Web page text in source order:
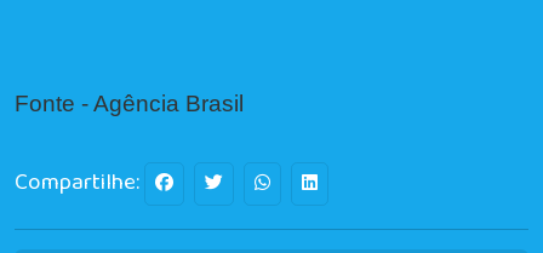
Fonte - Agência Brasil
Compartilhe: